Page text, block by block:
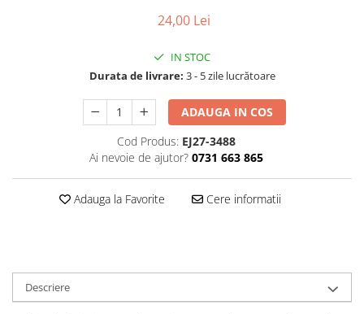
Jocuri de societate / board games
Jocuri si jucarii varsta 6 ani+
Jucarii de logica si cu notiuni de
Masini si alte jocuri, jucarii si
crafturi cu roti
Produse sub 100 lei
Produse sub 30 lei
Toate
24,00 Lei
IN STOC
Durata de livrare: 3 - 5 zile lucrătoare
ADAUGA IN COS
Cod Produs: EJ27-3488
Ai nevoie de ajutor? 0731 663 865
Adauga la Favorite Cere informatii
Descriere